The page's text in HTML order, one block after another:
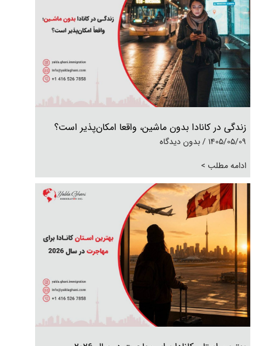
زندگی در کانادا بدون ماشین، واقعا امکان‌پذیر است؟
1405/05/09
بدون دیدگاه
ادامه مطلب >